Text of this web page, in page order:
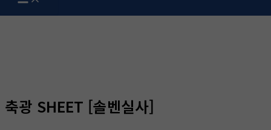
자료실
축광 SHEET [솔벤실사]